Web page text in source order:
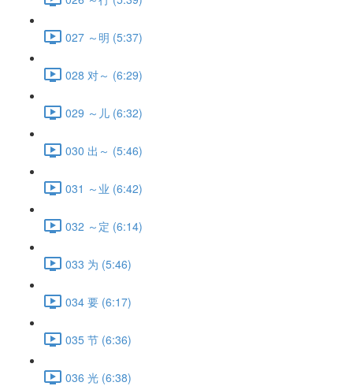
027 ～明 (5:37)
028 对～ (6:29)
029 ～儿 (6:32)
030 出～ (5:46)
031 ～业 (6:42)
032 ～定 (6:14)
033 为 (5:46)
034 要 (6:17)
035 节 (6:36)
036 光 (6:38)